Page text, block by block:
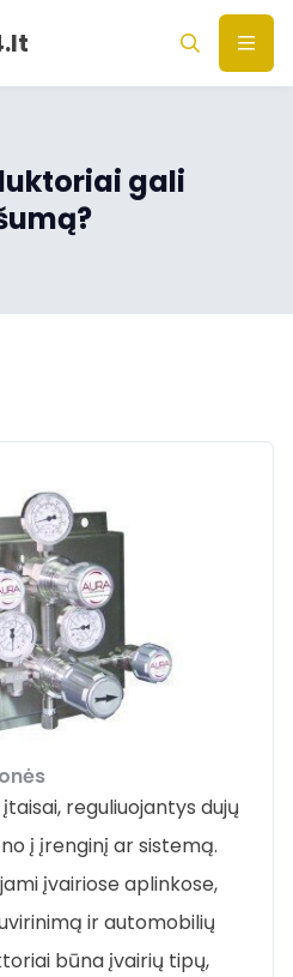
gali
reguliuojantys dujų
į įrenginį ar sistemą.
įvairiose aplinkose,
ir automobilių
būna įvairių tipų,